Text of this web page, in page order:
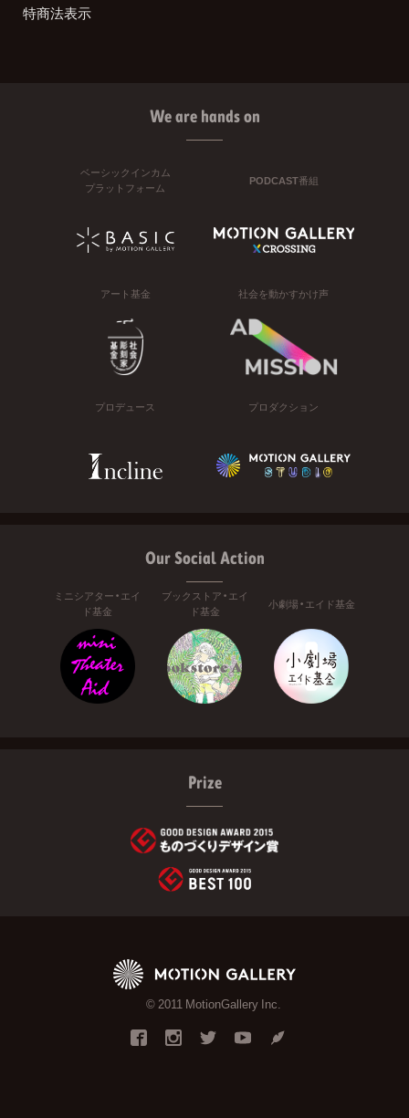
特商法表示
We are hands on
ベーシックインカム
プラットフォーム
PODCAST番組
アート基金 社会を動かすかけ声
プロデュース プロダクション
Our Social Action
ミニシアター・エイ
ド基金
ブックストア・エイ
ド基金
小劇場・エイド基金
Prize
© 2011 MotionGallery Inc.